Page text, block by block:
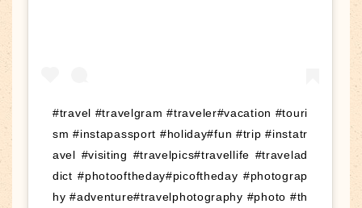
#travel #travelgram #traveler#vacation #touri
sm #instapassport #holiday#fun #trip #instatr
avel #visiting #travelpics#travellife #travelad
dict #photooftheday#picoftheday #photograp
hy #adventure#travelphotography #photo #th